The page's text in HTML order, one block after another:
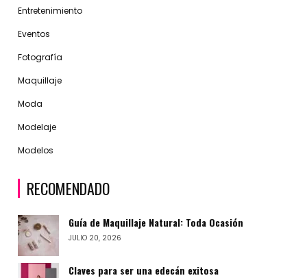
Entretenimiento
Eventos
Fotografía
Maquillaje
Moda
Modelaje
Modelos
RECOMENDADO
Guía de Maquillaje Natural: Toda Ocasión
JULIO 20, 2026
Claves para ser una edecán exitosa